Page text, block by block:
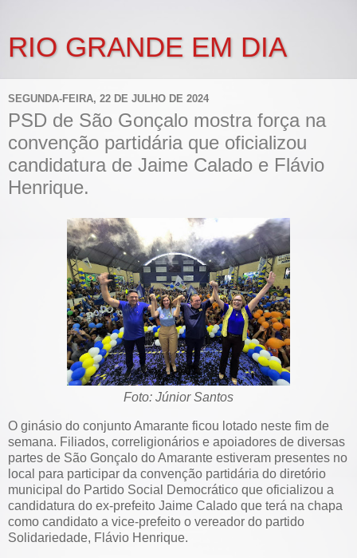
RIO GRANDE EM DIA
SEGUNDA-FEIRA, 22 DE JULHO DE 2024
PSD de São Gonçalo mostra força na
convenção partidária que oficializou
candidatura de Jaime Calado e Flávio
Henrique.
Foto: Júnior Santos
O ginásio do conjunto Amarante ficou lotado neste fim de
semana. Filiados, correligionários e apoiadores de diversas
partes de São Gonçalo do Amarante estiveram presentes no
local para participar da convenção partidária do diretório
municipal do Partido Social Democrático que oficializou a
candidatura do ex-prefeito Jaime Calado que terá na chapa
como candidato a vice-prefeito o vereador do partido
Solidariedade, Flávio Henrique.